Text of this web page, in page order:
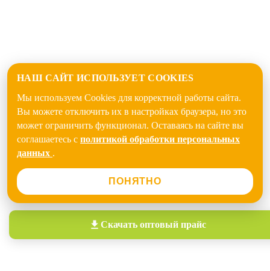
НАШ САЙТ ИСПОЛЬЗУЕТ COOKIES
Мы используем Cookies для корректной работы сайта.
Вы можете отключить их в настройках браузера, но это
может ограничить функционал. Оставаясь на сайте вы
соглашаетесь с политикой обработки персональных
данных .
ПОНЯТНО
Скачать оптовый прайс